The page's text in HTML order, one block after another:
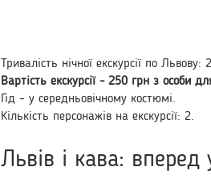
Тривалість нічної екскурсії по Львову:
Вартість екскурсії - 250 грн з особи
Гід – у середньовічному костюмі.
Кількість персонажів на екскурсії: 2.
Львів і кава: вперед